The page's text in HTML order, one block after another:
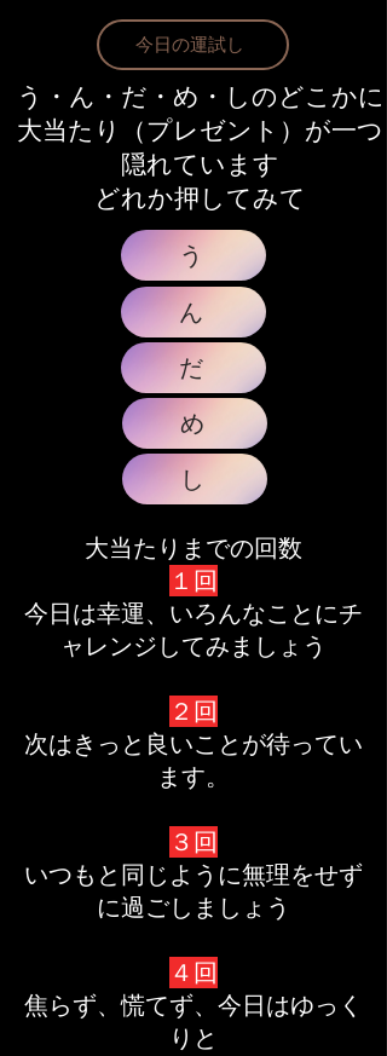
今日の運試し
う・ん・だ・め・しのどこかに
大当たり（プレゼント）が一つ
隠れています
​どれか押してみて
う
ん
だ
め
し
大当たりまでの回数
１回
今日は幸運、いろんなことにチ
ャレンジしてみましょう
２回
次はきっと良いことが待ってい
ます。
３回
いつもと同じように無理をせず
に過ごしましょう
４回
焦らず、慌てず、今日はゆっく
りと